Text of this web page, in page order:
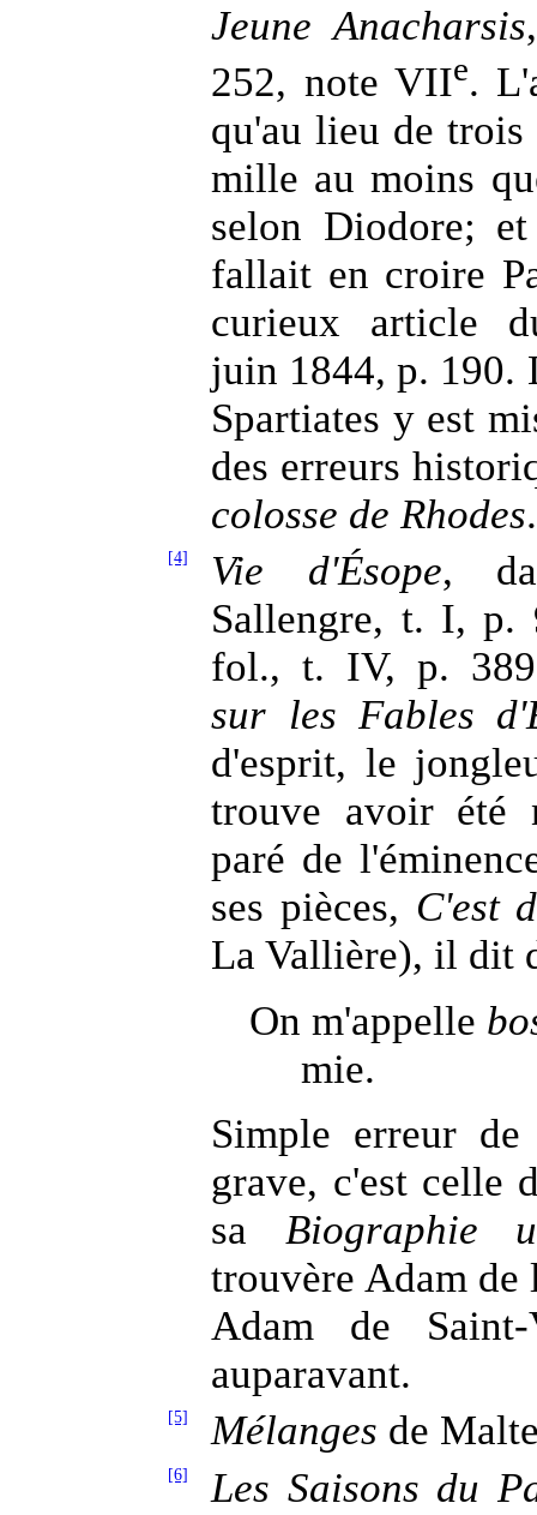
Jeune Anacharsis
252, note VIIe.
qu'au lieu de trois
mille au moins
selon Diodore;
fallait en croire
curieux article
juin 1844, p. 190.
Spartiates y est
des erreurs
colosse de Rhodes.
[4] Vie d'Ésope,
Sallengre, t. I,
fol., t. IV, p.
sur les Fables
d'esprit, le
trouve avoir été
paré de
ses pièces, C'est
La Vallière), il dit
On m'appelle
mie.
Simple erreur
grave, c'est celle
sa Biographie
trouvère Adam de
Adam de
auparavant.
[5] Mélanges de
[6]
Les Saisons du